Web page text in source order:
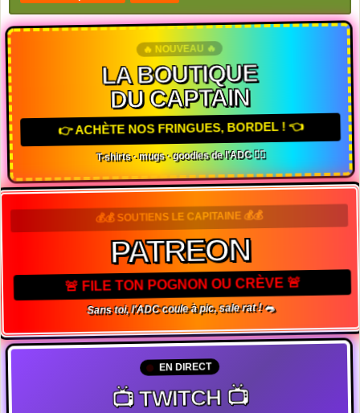
🔥 NOUVEAU 🔥
LA BOUTIQUE
DU CAPTAIN
👉 ACHÈTE NOS FRINGUES, BORDEL ! 👈
T-shirts · mugs · goodies de l'ADC 🏴‍☠️
💰💰 SOUTIENS LE CAPITAINE 💰💰
PATREON
🚨 FILE TON POGNON OU CRÈVE 🚨
Sans toi, l'ADC coule à pic, sale rat ! 🐀
EN DIRECT
📺 TWITCH 📺